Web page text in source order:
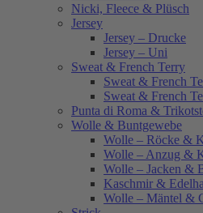
Nicki, Fleece & Plüsch
Jersey
Jersey – Drucke
Jersey – Uni
Sweat & French Terry
Sweat & French
Sweat & French
Punta di Roma &
Wolle & Buntgewebe
Wolle – Röcke &
Wolle – Anzug &
Wolle – Jacken &
Kaschmir &
Wolle – Mäntel &